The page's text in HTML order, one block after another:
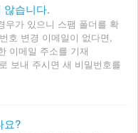
않습니다.
우가 있으니 스팸 폴더를 확
호 변경 이메일이 없다면,
이메일 주소를 기재
보내 주시면 새 비밀번호를
요?